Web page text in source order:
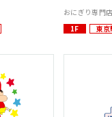
おにぎり専門店
1F
東京